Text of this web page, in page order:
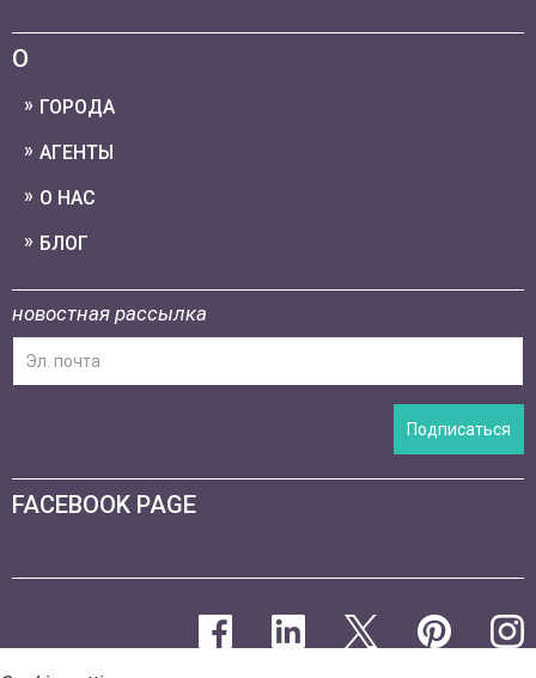
О
ГОРОДА
АГЕНТЫ
О НАС
БЛОГ
новостная рассылка
Подписаться
FACEBOOK PAGE